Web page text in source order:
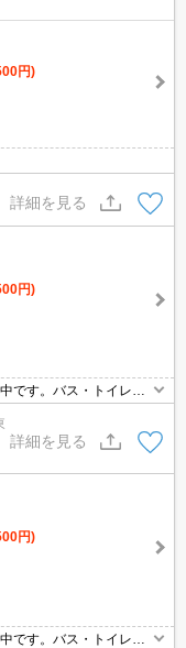
円)
詳細を見る
円)
です。バス・トイレ
詳細を見る
円)
です。バス・トイレ